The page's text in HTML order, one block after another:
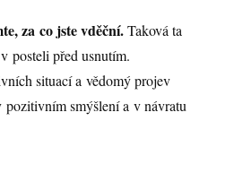
za co jste vděční.Taková ta
posteli před usnutím.
situací a vědomý projev
smýšlení a v návratu